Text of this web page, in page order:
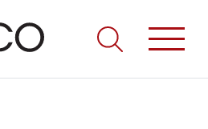
os Médicos. Onde as notícias
se passa na Saúde!